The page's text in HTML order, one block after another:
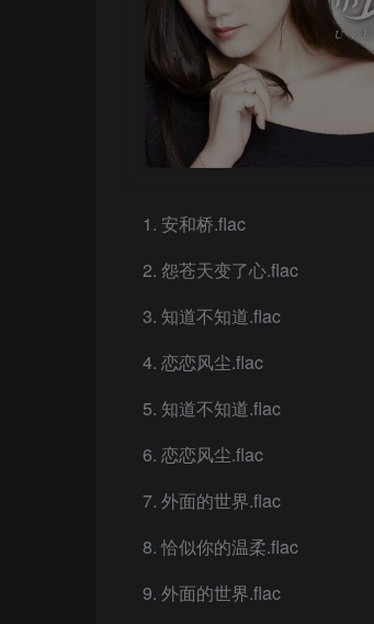
安和桥.flac
怨苍天变了心.flac
知道不知道.flac
恋恋风尘.flac
知道不知道.flac
恋恋风尘.flac
外面的世界.flac
恰似你的温柔.flac
外面的世界.flac